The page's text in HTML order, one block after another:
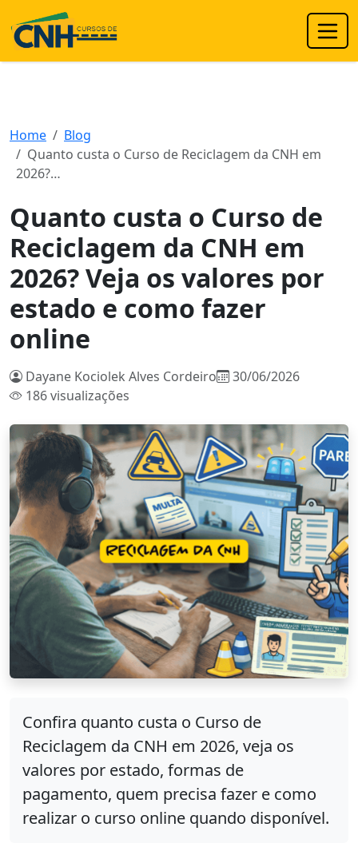
Home
Blog
Quanto custa o Curso de Reciclagem da CNH em
2026?…
Quanto custa o Curso de
Reciclagem da CNH em
2026? Veja os valores por
estado e como fazer
online
Dayane Kociolek Alves Cordeiro
30/06/2026
186 visualizações
Confira quanto custa o Curso de
Reciclagem da CNH em 2026, veja os
valores por estado, formas de
pagamento, quem precisa fazer e como
realizar o curso online quando disponível.